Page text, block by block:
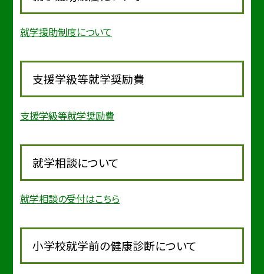
就学援助制度について
支援学級等就学奨励費
支援学級等就学奨励費
就学相談について
就学相談の受付はこちら
小学校就学前の健康診断について